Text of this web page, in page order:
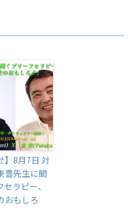
】8月7日 対
豊先生に聞
ラピー、
おもしろ